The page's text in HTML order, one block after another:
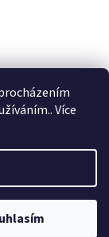
Více
. Všechna práva